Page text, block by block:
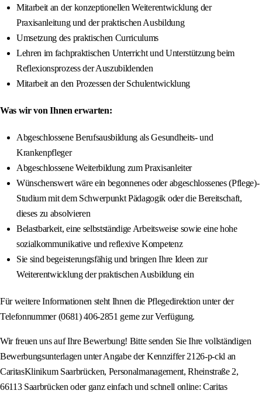
Mitarbeit an der konzeptionellen Weiterentwicklung der
Praxisanleitung und der praktischen Ausbildung
Umsetzung des praktischen Curriculums
Lehren im fachpraktischen Unterricht und Unterstützung beim
Reflexionsprozess der Auszubildenden
Mitarbeit an den Prozessen der Schulentwicklung
Was wir von Ihnen erwarten:
Abgeschlossene Berufsausbildung als Gesundheits- und
Krankenpfleger
Abgeschlossene Weiterbildung zum Praxisanleiter
Wünschenswert wäre ein begonnenes oder abgeschlossenes (Pflege)-
Studium mit dem Schwerpunkt Pädagogik oder die Bereitschaft,
dieses zu absolvieren
Belastbarkeit, eine selbstständige Arbeitsweise sowie eine hohe
sozialkommunikative und reflexive Kompetenz
Sie sind begeisterungsfähig und bringen Ihre Ideen zur
Weiterentwicklung der praktischen Ausbildung ein
Für weitere Informationen steht Ihnen die Pflegedirektion unter der
Telefonnummer (0681) 406-2851 gerne zur Verfügung.
Wir freuen uns auf Ihre Bewerbung! Bitte senden Sie Ihre vollständigen
Bewerbungsunterlagen unter Angabe der Kennziffer 2126-p-ckl an
CaritasKlinikum Saarbrücken, Personalmanagement, Rheinstraße 2,
66113 Saarbrücken oder ganz einfach und schnell online: Caritas